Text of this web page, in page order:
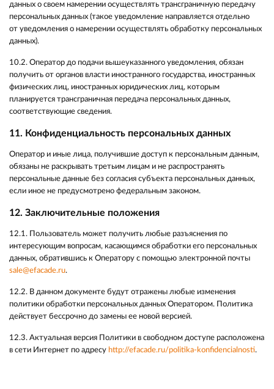
данных о своем намерении осуществлять трансграничную передачу
персональных данных (такое уведомление направляется отдельно
от уведомления о намерении осуществлять обработку персональных
данных).
10.2. Оператор до подачи вышеуказанного уведомления, обязан
получить от органов власти иностранного государства, иностранных
физических лиц, иностранных юридических лиц, которым
планируется трансграничная передача персональных данных,
соответствующие сведения.
11. Конфиденциальность персональных данных
Оператор и иные лица, получившие доступ к персональным данным,
обязаны не раскрывать третьим лицам и не распространять
персональные данные без согласия субъекта персональных данных,
если иное не предусмотрено федеральным законом.
12. Заключительные положения
12.1. Пользователь может получить любые разъяснения по
интересующим вопросам, касающимся обработки его персональных
данных, обратившись к Оператору с помощью электронной почты
sale@efacade.ru.
12.2. В данном документе будут отражены любые изменения
политики обработки персональных данных Оператором. Политика
действует бессрочно до замены ее новой версией.
12.3. Актуальная версия Политики в свободном доступе расположена
в сети Интернет по адресу http://efacade.ru/politika-konfidencialnosti.